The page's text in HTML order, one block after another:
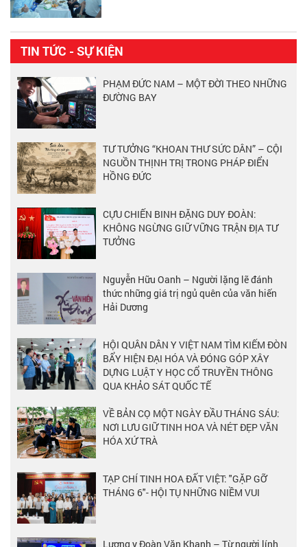
TIN TỨC - SỰ KIỆN
PHẠM ĐỨC NAM – MỘT ĐỜI THEO NHỮNG
ĐƯỜNG BAY
TƯ TƯỞNG “KHOAN THƯ SỨC DÂN” – CỘI
NGUỒN THỊNH TRỊ TRONG PHÁP ĐIỂN
HỒNG ĐỨC
CỰU CHIẾN BINH ĐẶNG DUY ĐOÀN:
KHÔNG NGỪNG GIỮ VỮNG TRẬN ĐỊA TƯ
TƯỞNG
Nguyễn Hữu Oanh – Người lặng lẽ đánh
thức những giá trị ngủ quên của văn hiến
Hải Dương
HỘI QUÂN DÂN Y VIỆT NAM TÌM KIẾM ĐÒN
BẨY HIỆN ĐẠI HÓA VÀ ĐÓNG GÓP XÂY
DỰNG LUẬT Y HỌC CỔ TRUYỀN THÔNG
QUA KHẢO SÁT QUỐC TẾ
VỀ BẢN CỌ MỘT NGÀY ĐẦU THÁNG SÁU:
NƠI LƯU GIỮ TINH HOA VÀ NÉT ĐẸP VĂN
HÓA XỨ TRÀ
TẠP CHÍ TINH HOA ĐẤT VIỆT: "GẶP GỠ
THÁNG 6"- HỘI TỤ NHỮNG NIỀM VUI
Lương y Đoàn Văn Khanh – Từ người lính